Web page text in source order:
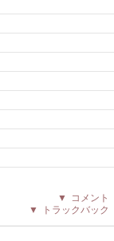
▼ コメント
▼ トラックバック